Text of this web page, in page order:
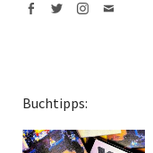
Buchtipps: